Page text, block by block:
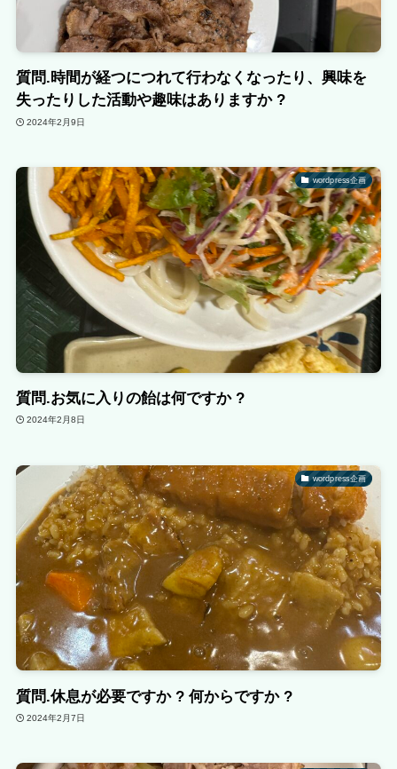
質問.時間が経つにつれて行わなくなったり、興味を
失ったりした活動や趣味はありますか ?
2024年2月9日
wordpress企画
質問.お気に入りの飴は何ですか ?
2024年2月8日
wordpress企画
質問.休息が必要ですか ? 何からですか ?
2024年2月7日